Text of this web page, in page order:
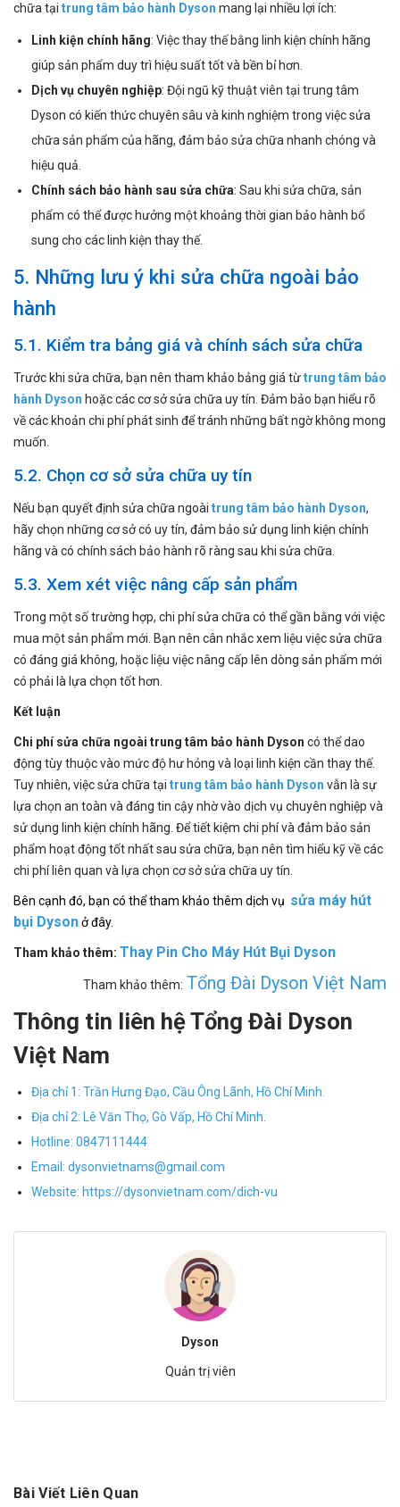
chữa tại trung tâm bảo hành Dyson mang lại nhiều lợi ích:
Linh kiện chính hãng: Việc thay thế bằng linh kiện chính hãng
giúp sản phẩm duy trì hiệu suất tốt và bền bỉ hơn.
Dịch vụ chuyên nghiệp: Đội ngũ kỹ thuật viên tại trung tâm
Dyson có kiến thức chuyên sâu và kinh nghiệm trong việc sửa
chữa sản phẩm của hãng, đảm bảo sửa chữa nhanh chóng và
hiệu quả.
Chính sách bảo hành sau sửa chữa: Sau khi sửa chữa, sản
phẩm có thể được hưởng một khoảng thời gian bảo hành bổ
sung cho các linh kiện thay thế.
5. Những lưu ý khi sửa chữa ngoài bảo
hành
5.1. Kiểm tra bảng giá và chính sách sửa chữa
Trước khi sửa chữa, bạn nên tham khảo bảng giá từtrung tâm bảo
hành Dyson hoặc các cơ sở sửa chữa uy tín. Đảm bảo bạn hiểu rõ
về các khoản chi phí phát sinh để tránh những bất ngờ không mong
muốn.
5.2. Chọn cơ sở sửa chữa uy tín
Nếu bạn quyết định sửa chữa ngoài trung tâm bảo hành Dyson,
hãy chọn những cơ sở có uy tín, đảm bảo sử dụng linh kiện chính
hãng và có chính sách bảo hành rõ ràng sau khi sửa chữa.
5.3. Xem xét việc nâng cấp sản phẩm
Trong một số trường hợp, chi phí sửa chữa có thể gần bằng với việc
mua một sản phẩm mới. Bạn nên cân nhắc xem liệu việc sửa chữa
có đáng giá không, hoặc liệu việc nâng cấp lên dòng sản phẩm mới
có phải là lựa chọn tốt hơn.
Kết luận
Chi phí sửa chữa ngoài trung tâm bảo hành Dyson có thể dao
động tùy thuộc vào mức độ hư hỏng và loại linh kiện cần thay thế.
Tuy nhiên, việc sửa chữa tại trung tâm bảo hành Dyson vẫn là sự
lựa chọn an toàn và đáng tin cậy nhờ vào dịch vụ chuyên nghiệp và
sử dụng linh kiện chính hãng. Để tiết kiệm chi phí và đảm bảo sản
phẩm hoạt động tốt nhất sau sửa chữa, bạn nên tìm hiểu kỹ về các
chi phí liên quan và lựa chọn cơ sở sửa chữa uy tín.
Bên cạnh đó, bạn có thể tham khảo thêm dịch vụ sửa máy hút
bụi Dysonở đây.
Tham khảo thêm: Thay Pin Cho Máy Hút Bụi Dyson
Tham khảo thêm: Tổng Đài Dyson Việt Nam
Thông tin liên hệ Tổng Đài Dyson
Việt Nam
Địa chỉ 1: Trần Hưng Đạo, Cầu Ông Lãnh, Hồ Chí Minh.
Địa chỉ 2: Lê Văn Thọ, Gò Vấp, Hồ Chí Minh.
Hotline: 0847111444
Email: dysonvietnams@gmail.com
Website: https://dysonvietnam.com/dich-vu
Dyson
Quản trị viên
Bài Viết Liên Quan